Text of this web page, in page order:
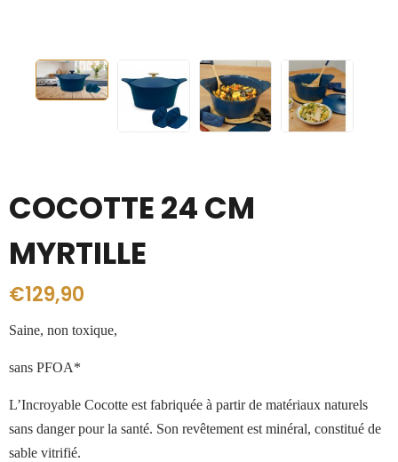
COCOTTE 24 CM
MYRTILLE
€129,90
Saine, non toxique,
sans PFOA*
L’Incroyable Cocotte est fabriquée à partir de matériaux naturels
sans danger pour la santé. Son revêtement est minéral, constitué de
sable vitrifié.